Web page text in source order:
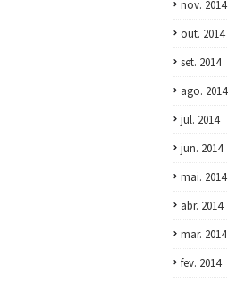
nov. 2014
out. 2014
set. 2014
ago. 2014
jul. 2014
jun. 2014
mai. 2014
abr. 2014
mar. 2014
fev. 2014